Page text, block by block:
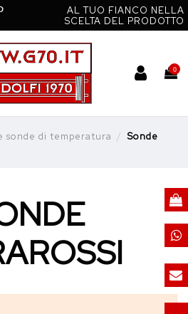
AL TUO FIANCO NELLA
SCELTA DEL PRODOTTO
0
sonde di temperatura
Sonde